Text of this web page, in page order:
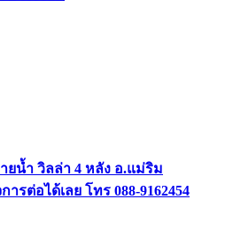
ยน้ำ วิลล่า 4 หลัง อ.แม่ริม
รต่อได้เลย โทร 088-9162454